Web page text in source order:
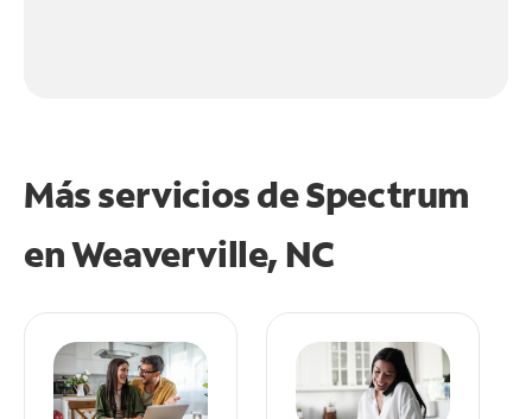
Más servicios de Spectrum
enWeaverville, NC